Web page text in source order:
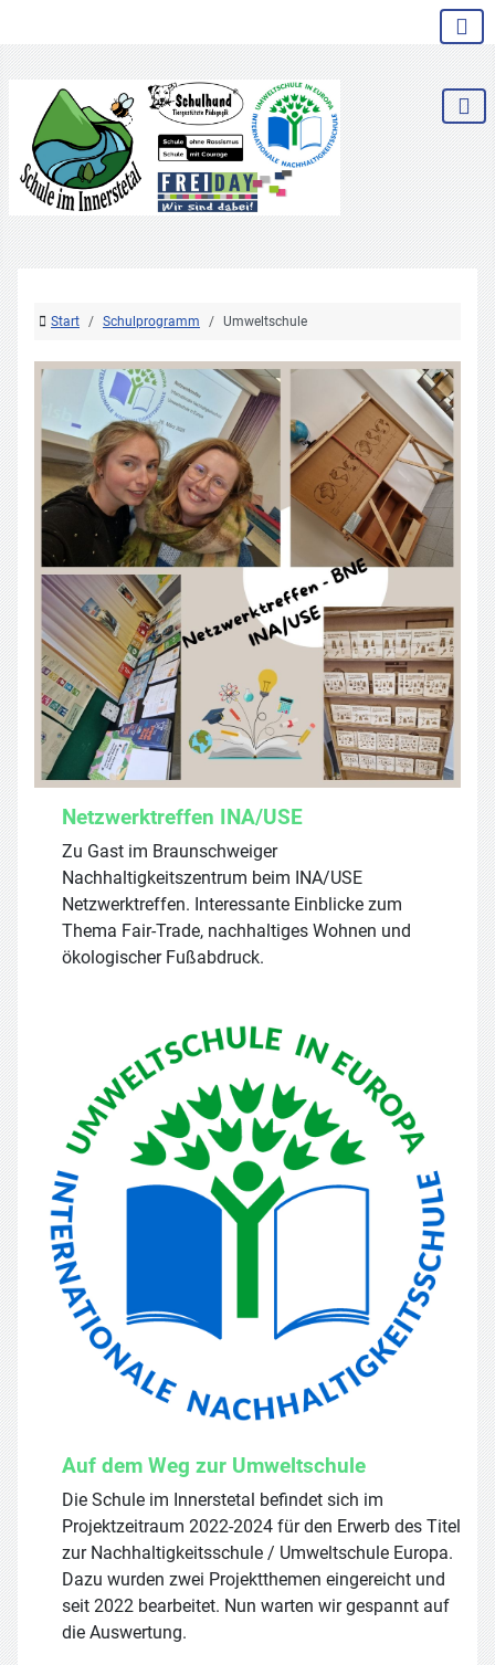
Start Schulprogramm Umweltschule
Netzwerktreffen INA/USE
Zu Gast im Braunschweiger
Nachhaltigkeitszentrum beim INA/USE
Netzwerktreffen. Interessante Einblicke zum
Thema Fair-Trade, nachhaltiges Wohnen und
ökologischer Fußabdruck.
Auf dem Weg zur Umweltschule
Die Schule im Innerstetal befindet sich im
Projektzeitraum 2022-2024 für den Erwerb des Titel
zur Nachhaltigkeitsschule / Umweltschule Europa.
Dazu wurden zwei Projektthemen eingereicht und
seit 2022 bearbeitet. Nun warten wir gespannt auf
die Auswertung.